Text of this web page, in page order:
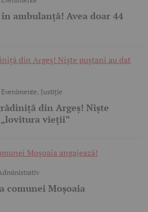
ambulanță! Avea doar 44
Evenimente, Justiție
din Argeș! Niște
vieții”
comunei Moșoaia